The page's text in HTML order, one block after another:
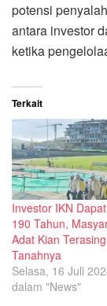
potensi
antara investor
ketika
Terkait
Investor IKN
190 Tahun,
Adat Kian
Tanahnya
Selasa, 16 Juli
dalam "News"